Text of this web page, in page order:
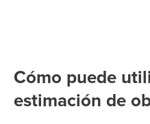
Cómo puede
estimación de